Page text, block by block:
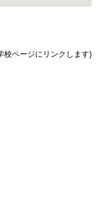
校ページにリンクします)